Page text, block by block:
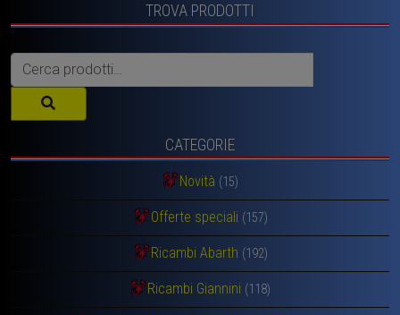
TROVA PRODOTTI
Cerca:
CATEGORIE
Novità (15)
Offerte speciali (157)
Ricambi Abarth (192)
Ricambi Giannini (118)